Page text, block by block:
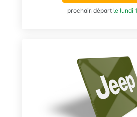
prochain départ le lundi